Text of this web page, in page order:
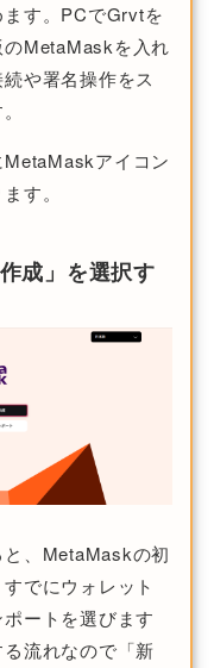
す。PCでGrvtを
MetaMaskを入れ
や署名操作をス
アイコン
す。
成」を選択す
、MetaMaskの初
でにウォレット
ートを選びます
流れなので「新